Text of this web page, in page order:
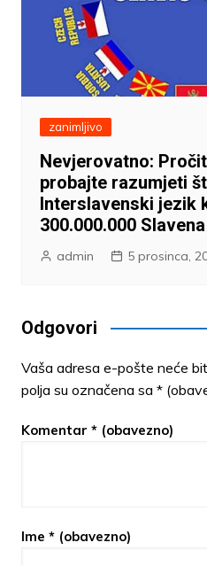
zanimljivo
Nevjerovatno:
probajte razumjeti
Interslavenski jezik
300.000.000 Slavena
admin 5 prosinca,
Odgovori
Vaša adresa e-pošte neće
polja su označena sa *
Komentar * (obavezno)
Ime * (obavezno)